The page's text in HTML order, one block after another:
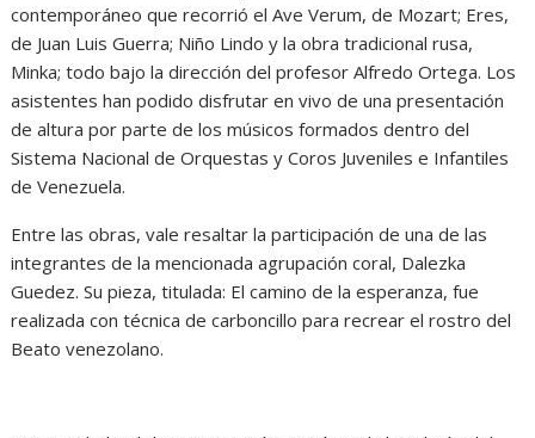
contemporáneo que recorrió el Ave Verum, de Mozart; Eres,
de Juan Luis Guerra; Niño Lindo y la obra tradicional rusa,
Minka; todo bajo la dirección del profesor Alfredo Ortega. Los
asistentes han podido disfrutar en vivo de una presentación
de altura por parte de los músicos formados dentro del
Sistema Nacional de Orquestas y Coros Juveniles e Infantiles
de Venezuela.
Entre las obras, vale resaltar la participación de una de las
integrantes de la mencionada agrupación coral, Dalezka
Guedez. Su pieza, titulada: El camino de la esperanza, fue
realizada con técnica de carboncillo para recrear el rostro del
Beato venezolano.